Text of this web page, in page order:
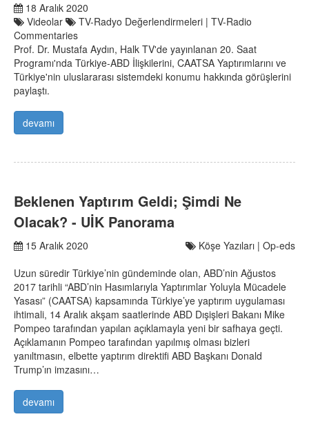
18 Aralık 2020
Videolar
TV-Radyo Değerlendirmeleri | TV-Radio
Commentaries
Prof. Dr. Mustafa Aydın, Halk TV'de yayınlanan 20. Saat
Programı'nda Türkiye-ABD İlişkilerini, CAATSA Yaptırımlarını ve
Türkiye'nin uluslararası sistemdeki konumu hakkında görüşlerini
paylaştı.
devamı
Beklenen Yaptırım Geldi; Şimdi Ne
Olacak? - UİK Panorama
15 Aralık 2020
Köşe Yazıları | Op-eds
Uzun süredir Türkiye’nin gündeminde olan, ABD’nin Ağustos
2017 tarihli “ABD’nin Hasımlarıyla Yaptırımlar Yoluyla Mücadele
Yasası” (CAATSA) kapsamında Türkiye’ye yaptırım uygulaması
ihtimali, 14 Aralık akşam saatlerinde ABD Dışişleri Bakanı Mike
Pompeo tarafından yapılan açıklamayla yeni bir safhaya geçti.
Açıklamanın Pompeo tarafından yapılmış olması bizleri
yanıltmasın, elbette yaptırım direktifi ABD Başkanı Donald
Trump’ın imzasını…
devamı